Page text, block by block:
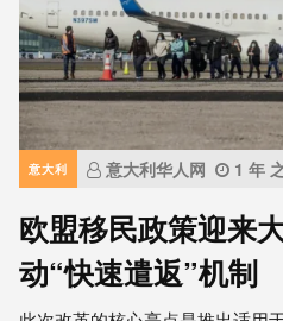
意大利 意大利华人网 1 年
欧盟移民政策迎来
动“快速遣返”机制